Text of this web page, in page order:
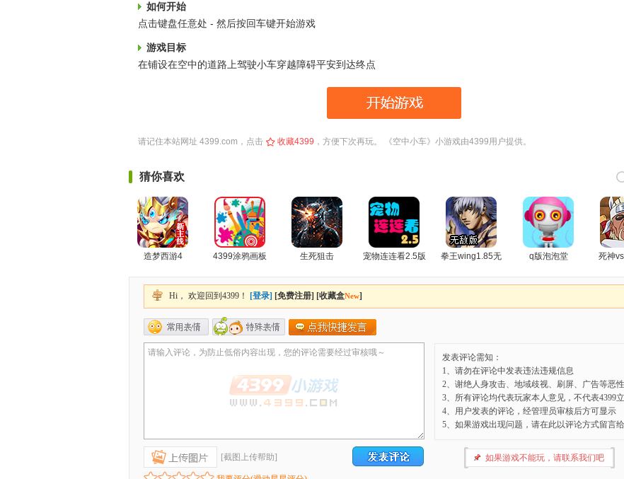
如何开始
点击键盘任意处 - 然后按回车键开始游戏
游戏目标
在铺设在空中的道路上驾驶小车穿越障碍平安到达终点
请记住本站网址 4399.com ，点击 收藏4399 ，方便下次再玩。 《空中小车》小游戏由4399用户提供。
猜你喜欢
造梦西游4 4399涂鸦画板 生死狙击 宠物连连看2.5版
拳王wing1.85无
q版泡泡堂 死神